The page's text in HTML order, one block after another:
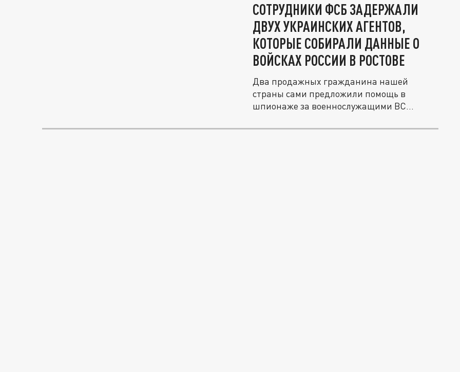
СОТРУДНИКИ ФСБ ЗАДЕРЖАЛИ
ДВУХ УКРАИНСКИХ АГЕНТОВ,
КОТОРЫЕ СОБИРАЛИ ДАННЫЕ О
ВОЙСКАХ РОССИИ В РОСТОВЕ
Два продажных гражданина нашей
страны сами предложили помощь в
шпионаже за военнослужащими ВС